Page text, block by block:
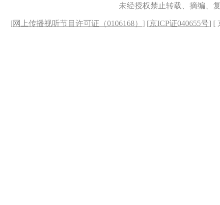
未经授权禁止转载、摘编、
[网上传播视听节目许可证（0106168） ] [京ICP证040655号] [